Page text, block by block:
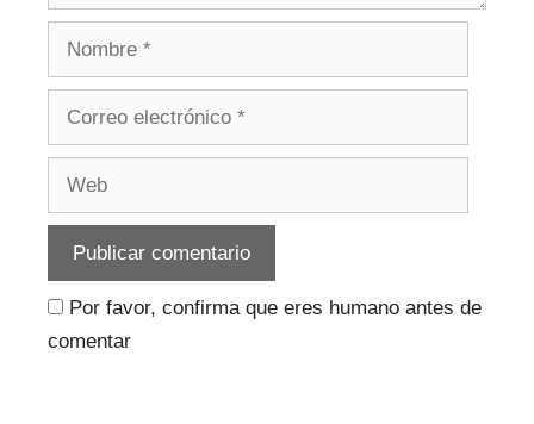
Por favor, confirma que eres humano antes de
comentar